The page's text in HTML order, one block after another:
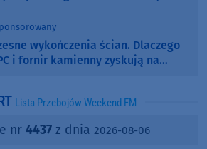
wykończenia ścian. Dlaczego
i fornir kamienny zyskują na
Lista Przebojów Weekend FM
nr 4437 z dnia 2026-08-06